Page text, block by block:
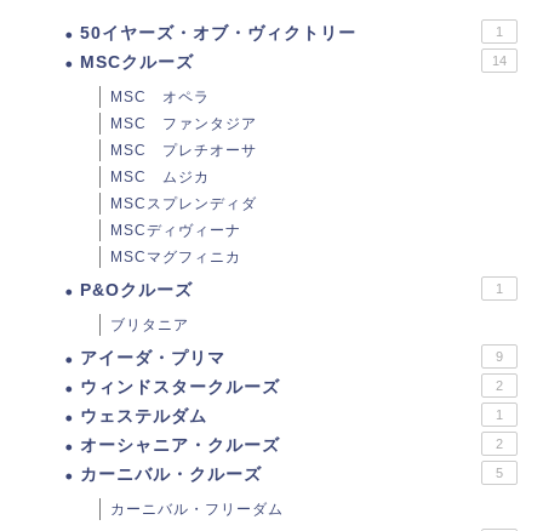
50イヤーズ・オブ・ヴィクトリー 1
MSCクルーズ 14
MSC オペラ
MSC ファンタジア
MSC プレチオーサ
MSC ムジカ
MSCスプレンディダ
MSCディヴィーナ
MSCマグフィニカ
P&Oクルーズ 1
ブリタニア
アイーダ・プリマ 9
ウィンドスタークルーズ 2
ウェステルダム 1
オーシャニア・クルーズ 2
カーニバル・クルーズ 5
カーニバル・フリーダム